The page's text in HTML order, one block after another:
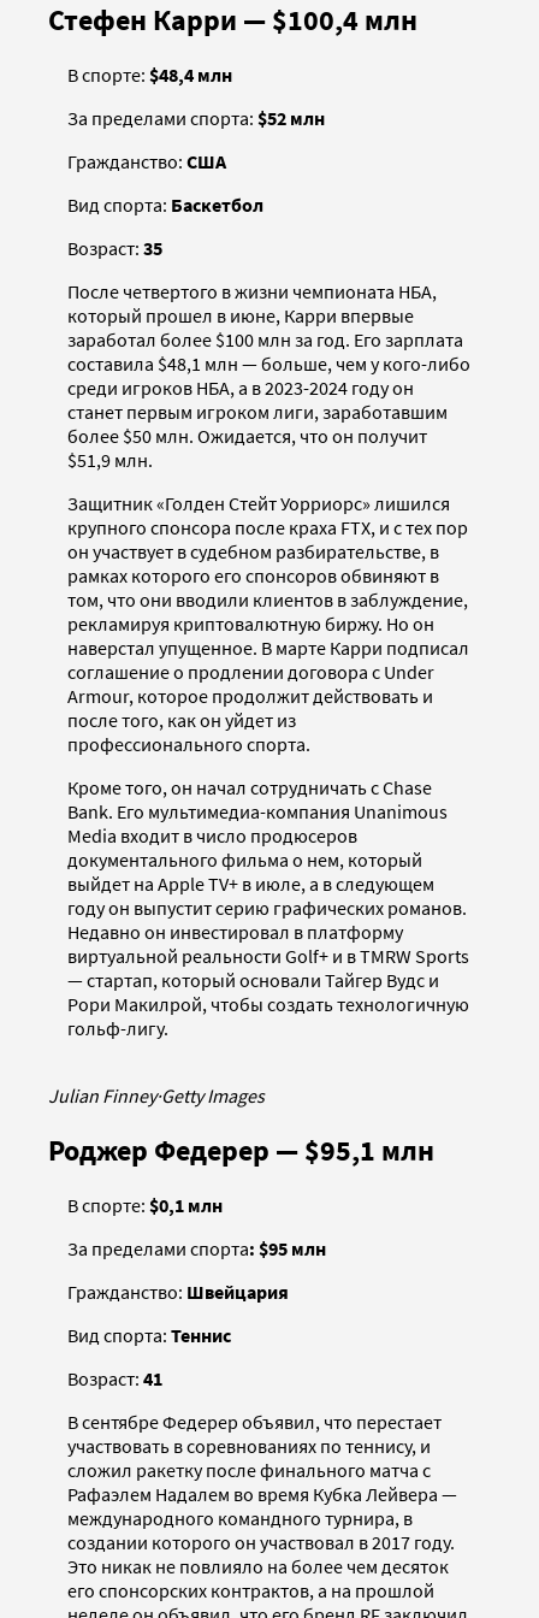
Стефен Карри — $100,4 млн
В спорте: $48,4 млн
За пределами спорта: $52 млн
Гражданство: США
Вид спорта: Баскетбол
Возраст: 35
После четвертого в жизни чемпионата НБА,
который прошел в июне, Карри впервые
заработал более $100 млн за год. Его зарплата
составила $48,1 млн — больше, чем у кого-либо
среди игроков НБА, а в 2023-2024 году он
станет первым игроком лиги, заработавшим
более $50 млн. Ожидается, что он получит
$51,9 млн.
Защитник «Голден Стейт Уорриорс» лишился
крупного спонсора после краха FTX, и с тех пор
он участвует в судебном разбирательстве, в
рамках которого его спонсоров обвиняют в
том, что они вводили клиентов в заблуждение,
рекламируя криптовалютную биржу. Но он
наверстал упущенное. В марте Карри подписал
соглашение о продлении договора с Under
Armour, которое продолжит действовать и
после того, как он уйдет из
профессионального спорта.
Кроме того, он начал сотрудничать с Chase
Bank. Его мультимедиа-компания Unanimous
Media входит в число продюсеров
документального фильма о нем, который
выйдет на Apple TV+ в июле, а в следующем
году он выпустит серию графических романов.
Недавно он инвестировал в платформу
виртуальной реальности Golf+ и в TMRW Sports
— стартап, который основали Тайгер Вудс и
Рори Макилрой, чтобы создать технологичную
гольф-лигу.
Julian Finney·Getty Images
Роджер Федерер — $95,1 млн
В спорте: $0,1 млн
За пределами спорта: $95 млн
Гражданство: Швейцария
Вид спорта: Теннис
Возраст: 41
В сентябре Федерер объявил, что перестает
участвовать в соревнованиях по теннису, и
сложил ракетку после финального матча с
Рафаэлем Надалем во время Кубка Лейвера —
международного командного турнира, в
создании которого он участвовал в 2017 году.
Это никак не повлияло на более чем десяток
его спонсорских контрактов, а на прошлой